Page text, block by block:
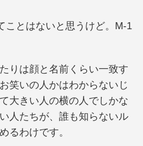
ことはないと思うけど。M-1
りは顔と名前くらい一致す
笑いの人かはわからないじ
大きい人の横の人でしかな
人たちが、誰も知らないル
るわけです。